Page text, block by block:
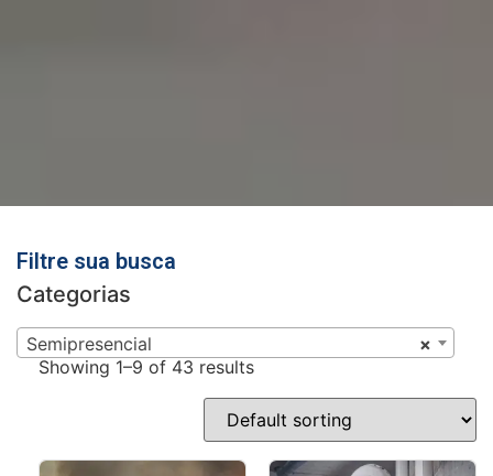
Filtre sua busca
Categorias
×
Semipresencial
Showing 1–9 of 43 results